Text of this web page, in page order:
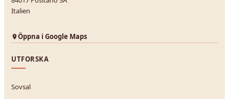
Italien
Öppna i Google Maps
UTFORSKA
Sovsal